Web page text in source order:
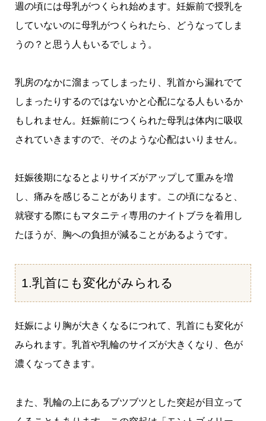
週の頃には母乳がつくられ始めます。妊娠前で授乳を
していないのに母乳がつくられたら、どうなってしま
うの？と思う人もいるでしょう。
乳房のなかに溜まってしまったり、乳首から漏れでて
しまったりするのではないかと心配になる人もいるか
もしれません。妊娠前につくられた母乳は体内に吸収
されていきますので、そのような心配はいりません。
妊娠後期になるとよりサイズがアップして重みを増
し、痛みを感じることがあります。この頃になると、
就寝する際にもマタニティ専用のナイトブラを着用し
たほうが、胸への負担が減ることがあるようです。
1.乳首にも変化がみられる
妊娠により胸が大きくなるにつれて、乳首にも変化が
みられます。乳首や乳輪のサイズが大きくなり、色が
濃くなってきます。
また、乳輪の上にあるブツブツとした突起が目立って